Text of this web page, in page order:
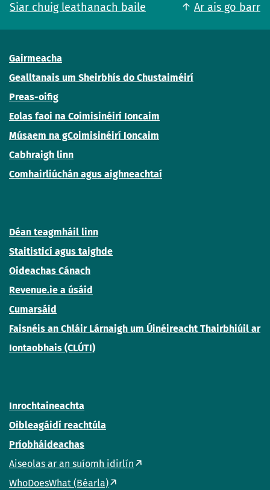
Siar chuig leathanach baile Ar ais go barr
Gairmeacha
Gealltanais um Sheirbhís do Chustaiméirí
Preas-oifig
Eolas faoi na Coimisinéirí Ioncaim
Músaem na gCoimisinéirí Ioncaim
Cabhraigh linn
Comhairliúchán agus aighneachtaí
Déan teagmháil linn
Staitisticí agus taighde
Oideachas Cánach
Revenue.ie a úsáid
Cumarsáid
Faisnéis an Chláir Lárnaigh um Úinéireacht Thairbhiúil ar
Iontaobhais (CLÚTI)
Inrochtaineachta
Oibleagáidí reachtúla
Príobháideachas
Aiseolas ar an suíomh idirlín
WhoDoesWhat (Béarla)